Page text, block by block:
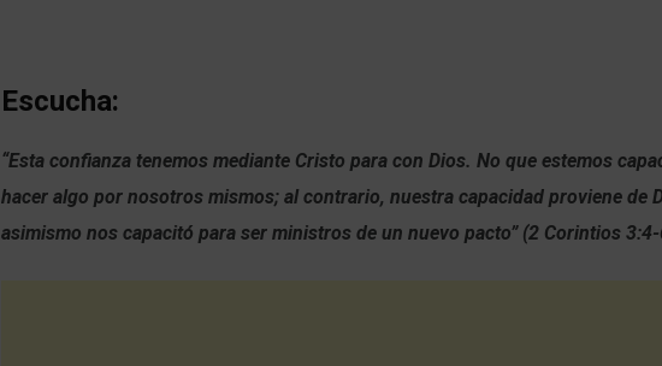
Escucha:
“Esta confianza tenemos mediante Cristo para con Dios. No que estemos
hacer algo por nosotros mismos; al contrario, nuestra capacidad proviene de
asimismo nos capacitó para ser ministros de un nuevo pacto” (2 Corintios 3:4-